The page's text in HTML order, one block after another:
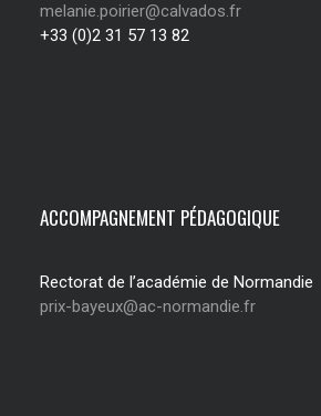
melanie.poirier@calvados.fr
+33 (0)2 31 57 13 82
ACCOMPAGNEMENT PÉDAGOGIQUE
Rectorat de l’académie de Normandie
prix-bayeux@ac-normandie.fr